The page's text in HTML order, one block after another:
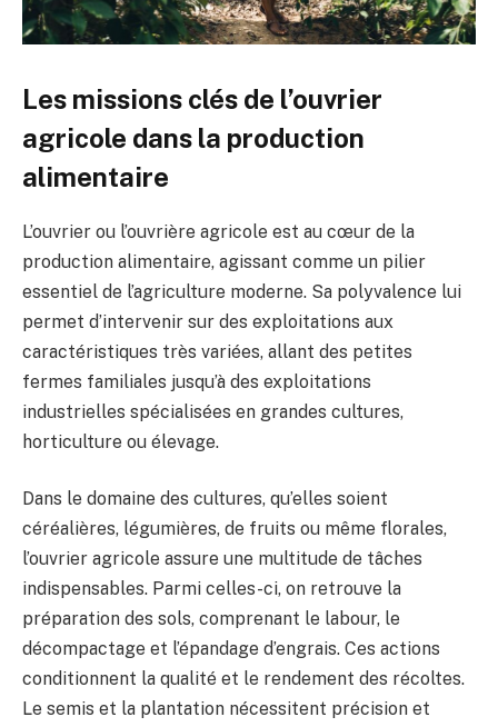
Les missions clés de l’ouvrier
agricole dans la production
alimentaire
L’ouvrier ou l’ouvrière agricole est au cœur de la
production alimentaire, agissant comme un pilier
essentiel de l’agriculture moderne. Sa polyvalence lui
permet d’intervenir sur des exploitations aux
caractéristiques très variées, allant des petites
fermes familiales jusqu’à des exploitations
industrielles spécialisées en grandes cultures,
horticulture ou élevage.
Dans le domaine des cultures, qu’elles soient
céréalières, légumières, de fruits ou même florales,
l’ouvrier agricole assure une multitude de tâches
indispensables. Parmi celles-ci, on retrouve la
préparation des sols, comprenant le labour, le
décompactage et l’épandage d’engrais. Ces actions
conditionnent la qualité et le rendement des récoltes.
Le semis et la plantation nécessitent précision et